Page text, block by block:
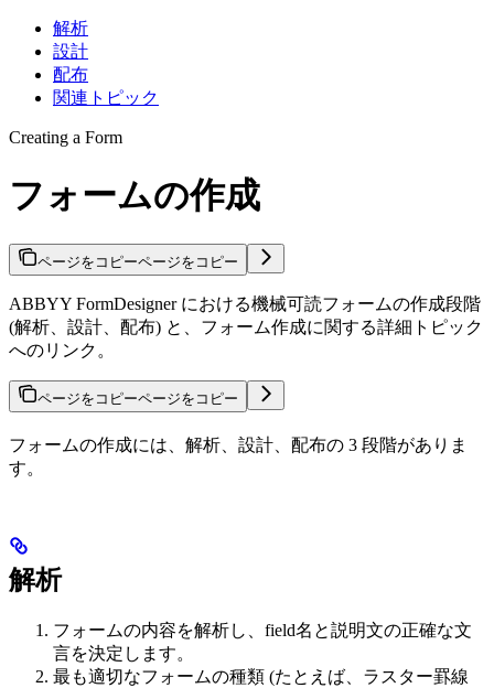
解析
設計
配布
関連トピック
Creating a Form
フォームの作成
ページをコピーページをコピー
ABBYY FormDesigner における機械可読フォームの作成段階
(解析、設計、配布) と、フォーム作成に関する詳細トピック
へのリンク。
ページをコピーページをコピー
フォームの作成には、解析、設計、配布の 3 段階がありま
す。
解析
フォームの内容を解析し、field名と説明文の正確な文
言を決定します。
最も適切なフォームの種類 (たとえば、ラスター罫線